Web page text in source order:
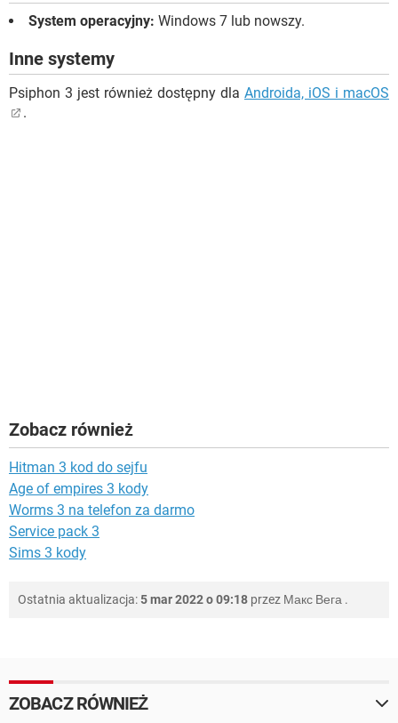
System operacyjny: Windows 7 lub nowszy.
Inne systemy
Psiphon 3 jest również dostępny dla Androida, iOS i macOS
.
Zobacz również
Hitman 3 kod do sejfu
Age of empires 3 kody
Worms 3 na telefon za darmo
Service pack 3
Sims 3 kody
Ostatnia aktualizacja:5 mar 2022 o 09:18 przez Макс Вега .
ZOBACZ RÓWNIEŻ